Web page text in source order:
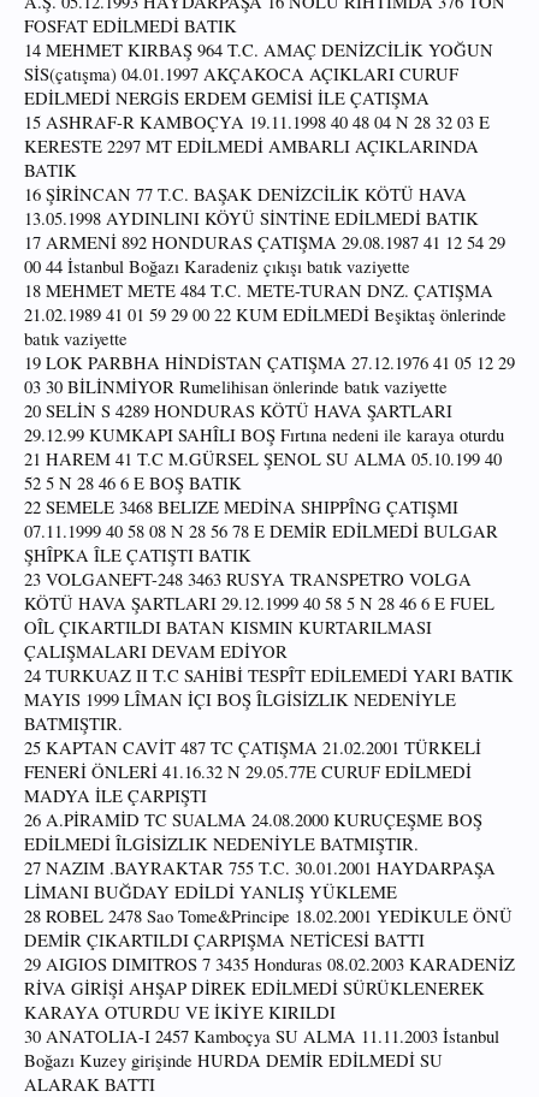
FOSFAT EDİLMEDİ BATIK
14 MEHMET KIRBAŞ 964 T.C. AMAÇ DENİZCİLİK YOĞUN
SİS(çatışma) 04.01.1997 AKÇAKOCA AÇIKLARI CURUF
EDİLMEDİ NERGİS ERDEM GEMİSİ İLE ÇATIŞMA
15 ASHRAF-R KAMBOÇYA 19.11.1998 40 48 04 N 28 32 03 E
KERESTE 2297 MT EDİLMEDİ AMBARLI AÇIKLARINDA
BATIK
16 ŞİRİNCAN 77 T.C. BAŞAK DENİZCİLİK KÖTÜ HAVA
13.05.1998 AYDINLINI KÖYÜ SİNTİNE EDİLMEDİ BATIK
17 ARMENİ 892 HONDURAS ÇATIŞMA 29.08.1987 41 12 54 29
00 44 İstanbul Boğazı Karadeniz çıkışı batık vaziyette
18 MEHMET METE 484 T.C. METE-TURAN DNZ. ÇATIŞMA
21.02.1989 41 01 59 29 00 22 KUM EDİLMEDİ Beşiktaş önlerinde
batık vaziyette
19 LOK PARBHA HİNDİSTAN ÇATIŞMA 27.12.1976 41 05 12 29
03 30 BİLİNMİYOR Rumelihisan önlerinde batık vaziyette
20 SELİN S 4289 HONDURAS KÖTÜ HAVA ŞARTLARI
29.12.99 KUMKAPI SAHÎLI BOŞ Fırtına nedeni ile karaya oturdu
21 HAREM 41 T.C M.GÜRSEL ŞENOL SU ALMA 05.10.199 40
52 5 N 28 46 6 E BOŞ BATIK
22 SEMELE 3468 BELIZE MEDİNA SHIPPÎNG ÇATIŞMI
07.11.1999 40 58 08 N 28 56 78 E DEMİR EDİLMEDİ BULGAR
ŞHÎPKA ÎLE ÇATIŞTI BATIK
23 VOLGANEFT-248 3463 RUSYA TRANSPETRO VOLGA
KÖTÜ HAVA ŞARTLARI 29.12.1999 40 58 5 N 28 46 6 E FUEL
OÎL ÇIKARTILDI BATAN KISMIN KURTARILMASI
ÇALIŞMALARI DEVAM EDİYOR
24 TURKUAZ II T.C SAHİBİ TESPÎT EDİLEMEDİ YARI BATIK
MAYIS 1999 LÎMAN İÇI BOŞ ÎLGİSİZLIK NEDENİYLE
BATMIŞTIR.
25 KAPTAN CAVİT 487 TC ÇATIŞMA 21.02.2001 TÜRKELİ
FENERİ ÖNLERİ 41.16.32 N 29.05.77E CURUF EDİLMEDİ
MADYA İLE ÇARPIŞTI
26 A.PİRAMİD TC SUALMA 24.08.2000 KURUÇEŞME BOŞ
EDİLMEDİ ÎLGİSİZLIK NEDENİYLE BATMIŞTIR.
27 NAZIM .BAYRAKTAR 755 T.C. 30.01.2001 HAYDARPAŞA
LİMANI BUĞDAY EDİLDİ YANLIŞ YÜKLEME
28 ROBEL 2478 Sao Tome&Principe 18.02.2001 YEDİKULE ÖNÜ
DEMİR ÇIKARTILDI ÇARPIŞMA NETİCESİ BATTI
29 AIGIOS DIMITROS 7 3435 Honduras 08.02.2003 KARADENİZ
RİVA GİRİŞİ AHŞAP DİREK EDİLMEDİ SÜRÜKLENEREK
KARAYA OTURDU VE İKİYE KIRILDI
30 ANATOLIA-I 2457 Kamboçya SU ALMA 11.11.2003 İstanbul
Boğazı Kuzey girişinde HURDA DEMİR EDİLMEDİ SU
ALARAK BATTI